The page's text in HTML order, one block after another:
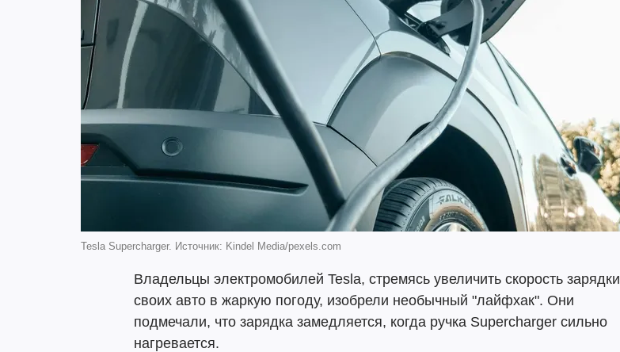
Tesla Supercharger. Источник: Kindel Media/pexels.com
Владельцы электромобилей Tesla, стремясь увеличить скорость зарядки
своих авто в жаркую погоду, изобрели необычный "лайфхак". Они
подмечали, что зарядка замедляется, когда ручка Supercharger сильно
нагревается.